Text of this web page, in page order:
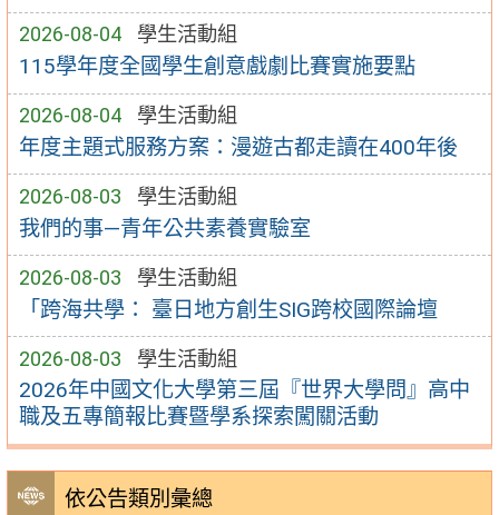
2026-08-04 學生活動組
115學年度全國學生創意戲劇比賽實施要點
2026-08-04 學生活動組
年度主題式服務方案：漫遊古都走讀在400年後
2026-08-03 學生活動組
我們的事—青年公共素養實驗室
2026-08-03 學生活動組
「跨海共學： 臺日地方創生SIG跨校國際論壇
2026-08-03 學生活動組
2026年中國文化大學第三屆『世界大學問』高中
職及五專簡報比賽暨學系探索闖關活動
依公告類別彙總